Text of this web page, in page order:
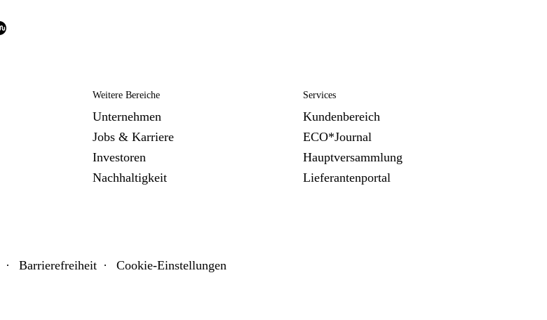
Weitere Bereiche
Unternehmen
Jobs & Karriere
Investoren
Nachhaltigkeit
Services
Kundenbereich
ECO*Journal
Hauptversammlung
Lieferantenportal
Barrierefreiheit Cookie-Einstellungen